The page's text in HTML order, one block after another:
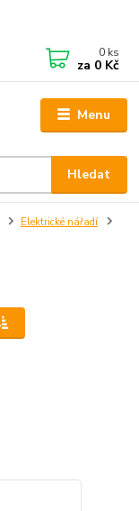
Menu
Hledat
0 ks
za 0 Kč
Elektrické nářadí